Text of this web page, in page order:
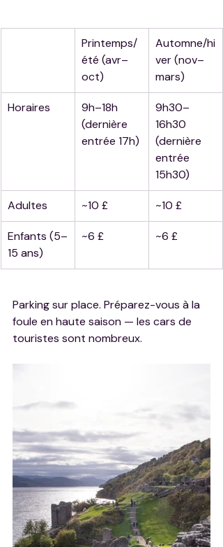
Printemps/
été (avr–
oct)
Automne/hi
ver (nov–
mars)
Horaires
9h–18h
(dernière
entrée 17h)
9h30–
16h30
(dernière
entrée
15h30)
Adultes ~10 £ ~10 £
Enfants (5–
15 ans)
~6 £ ~6 £
Parking sur place. Préparez-vous à la
foule en haute saison — les cars de
touristes sont nombreux.